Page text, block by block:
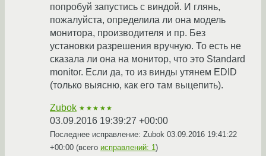
попробуй запустись с виндой. И глянь,
пожалуйста, определила ли она модель
монитора, производителя и пр. Без
установки разрешения вручную. То есть не
сказала ли она на монитор, что это Standard
monitor. Если да, то из винды утянем EDID
(только выясню, как его там выцепить).
Zubok ★★★★★
03.09.2016 19:39:27 +00:00
Последнее исправление: Zubok 03.09.2016 19:41:22
+00:00 (всего исправлений: 1)